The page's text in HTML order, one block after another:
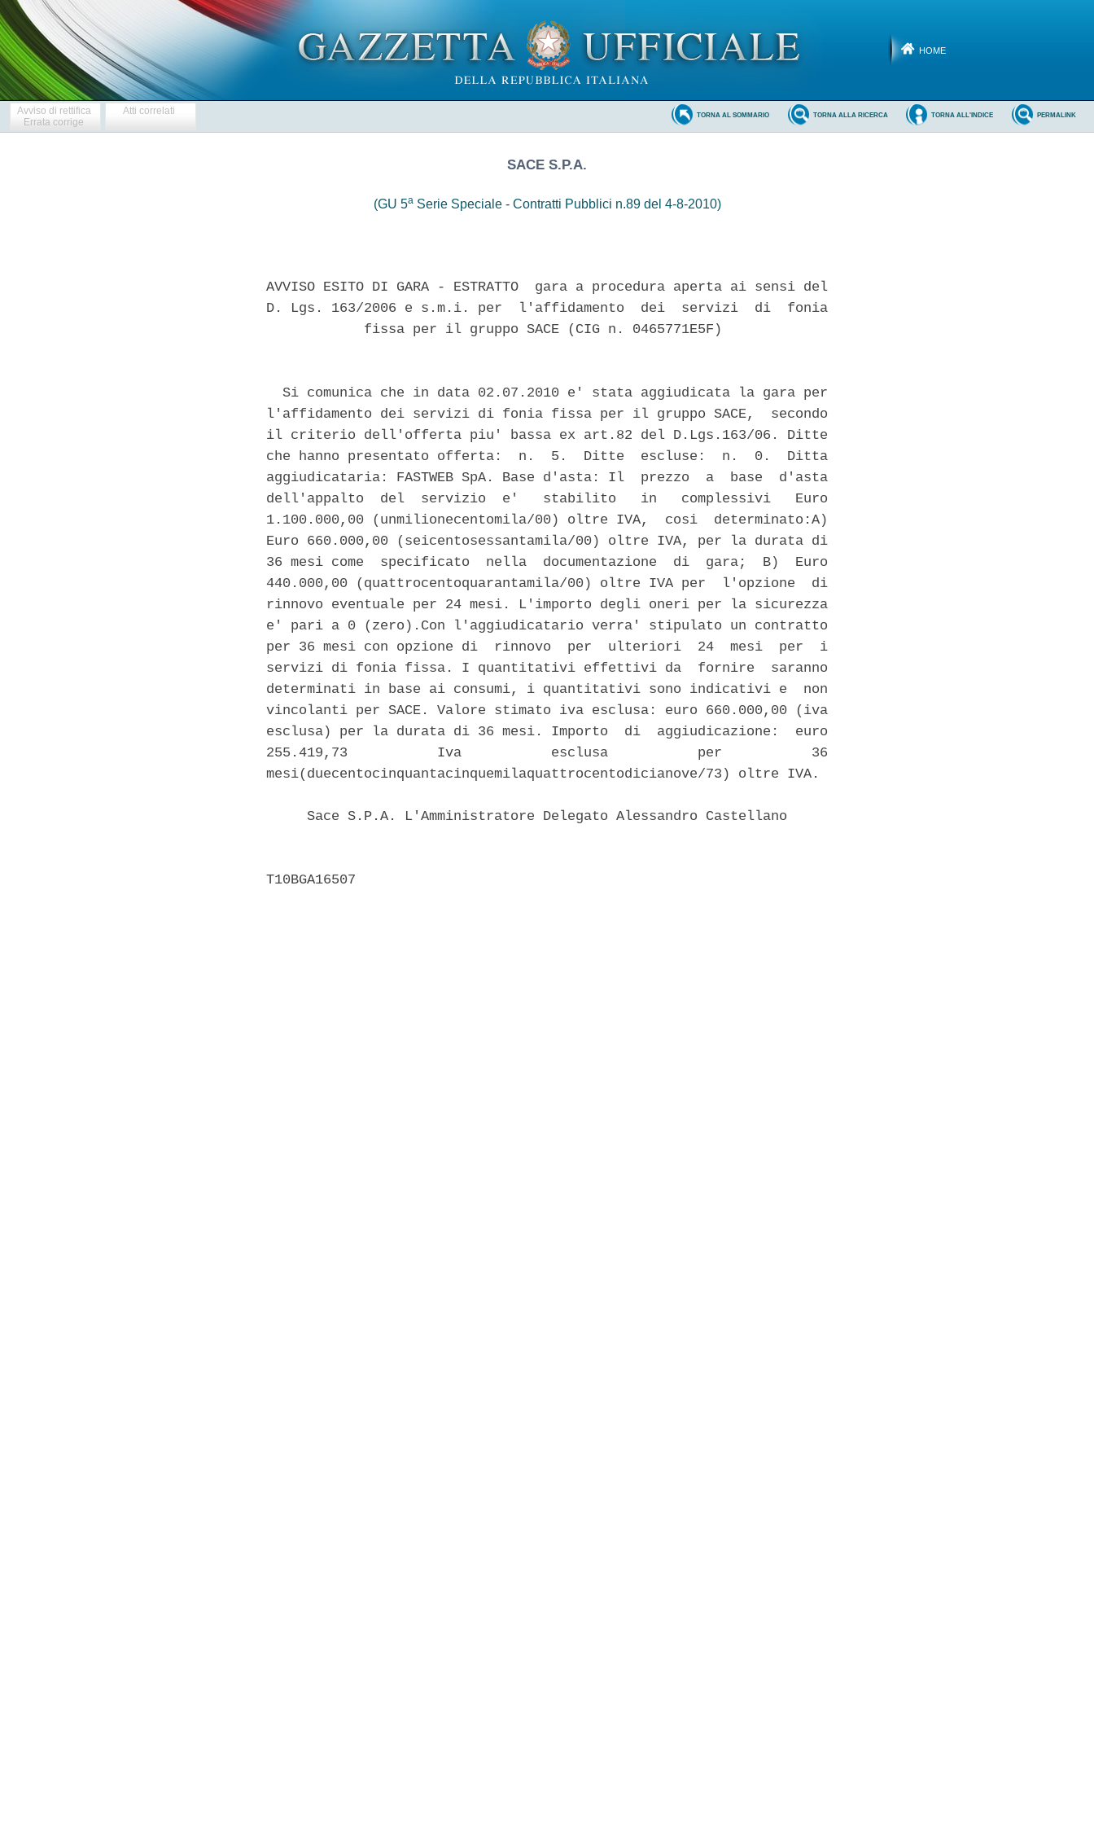
HOME
Avviso di rettifica
Errata corrige
Atti correlati PERMALINK
TORNA ALL'INDICE
TORNA ALLA RICERCA
TORNA AL SOMMARIO
SACE S.P.A.
(GU 5aSerie Speciale - Contratti Pubblici n.89 del 4-8-2010)
AVVISO ESITO DI GARA - ESTRATTO  gara a procedura aperta ai sensi del
D. Lgs. 163/2006 e s.m.i. per  l'affidamento  dei  servizi  di  fonia
            fissa per il gruppo SACE (CIG n. 0465771E5F)
  Si comunica che in data 02.07.2010 e' stata aggiudicata la gara per
l'affidamento dei servizi di fonia fissa per il gruppo SACE,  secondo
il criterio dell'offerta piu' bassa ex art.82 del D.Lgs.163/06. Ditte
che hanno presentato offerta:  n.  5.  Ditte  escluse:  n.  0.  Ditta
aggiudicataria: FASTWEB SpA. Base d'asta: Il  prezzo  a  base  d'asta
dell'appalto  del  servizio  e'   stabilito   in   complessivi   Euro
1.100.000,00 (unmilionecentomila/00) oltre IVA,  cosi  determinato:A)
Euro 660.000,00 (seicentosessantamila/00) oltre IVA, per la durata di
36 mesi come  specificato  nella  documentazione  di  gara;  B)  Euro
440.000,00 (quattrocentoquarantamila/00) oltre IVA per  l'opzione  di
rinnovo eventuale per 24 mesi. L'importo degli oneri per la sicurezza
e' pari a 0 (zero).Con l'aggiudicatario verra' stipulato un contratto
per 36 mesi con opzione di  rinnovo  per  ulteriori  24  mesi  per  i
servizi di fonia fissa. I quantitativi effettivi da  fornire  saranno
determinati in base ai consumi, i quantitativi sono indicativi e  non
vincolanti per SACE. Valore stimato iva esclusa: euro 660.000,00 (iva
esclusa) per la durata di 36 mesi. Importo  di  aggiudicazione:  euro
255.419,73           Iva           esclusa           per           36
mesi(duecentocinquantacinquemilaquattrocentodicianove/73) oltre IVA.
     Sace S.P.A. L'Amministratore Delegato Alessandro Castellano